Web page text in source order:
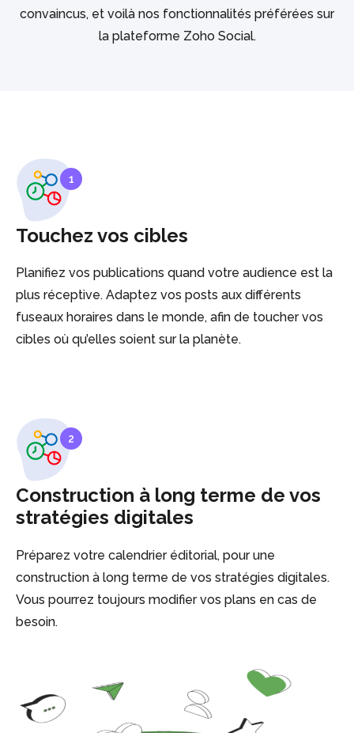
convaincus, et voilà nos fonctionnalités préférées sur
la plateforme Zoho Social.
1
Touchez vos cibles
Planifiez vos publications quand votre audience est la
plus réceptive. Adaptez vos posts aux différents
fuseaux horaires dans le monde, afin de toucher vos
cibles où qu’elles soient sur la planète.
2
Construction à long terme de vos
stratégies digitales
Préparez votre calendrier éditorial, pour une
construction à long terme de vos stratégies digitales.
Vous pourrez toujours modifier vos plans en cas de
besoin.